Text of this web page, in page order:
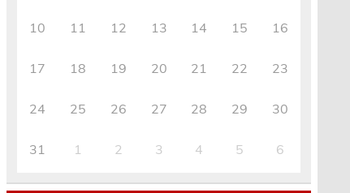
10 11 12 13 14 15 16
17 18 19 20 21 22 23
24 25 26 27 28 29 30
31 1 2 3 4 5 6